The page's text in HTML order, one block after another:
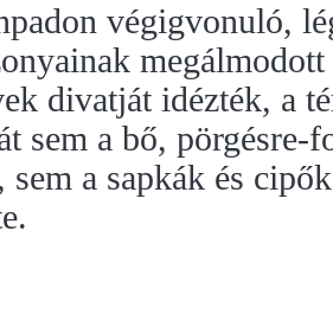
végigvonuló,
divatját idézték, a
sem a bő, pörgésre-
a sapkák és